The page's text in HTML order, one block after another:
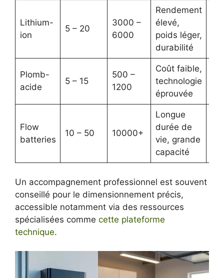
Lithium-
ion
5 – 20
3000 –
6000
Rendement
élevé,
poids léger,
durabilité
Plomb-
acide
5 – 15
500 –
1200
Coût faible,
technologie
éprouvée
Flow
batteries
10 – 50 10000+
Longue
durée de
vie, grande
capacité
Un accompagnement professionnel est souvent
conseillé pour le dimensionnement précis,
accessible notamment via des ressources
spécialisées comme cette plateforme
technique.